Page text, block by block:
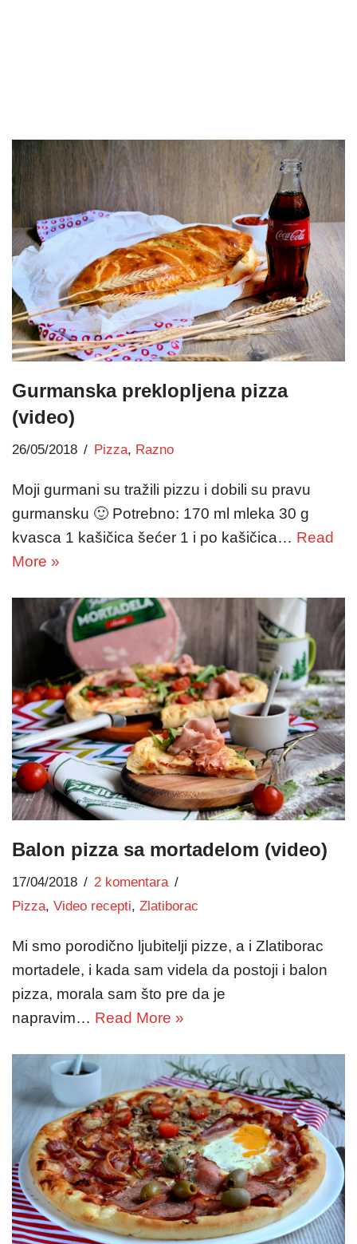
Gurmanska preklopljena pizza
(video)
26/05/2018 Pizza, Razno
Moji gurmani su tražili pizzu i dobili su pravu
gurmansku 🙂 Potrebno: 170 ml mleka 30 g
kvasca 1 kašičica šećer 1 i po kašičica… Read
More »
Balon pizza sa mortadelom (video)
17/04/2018
2 komentara
Pizza, Video recepti, Zlatiborac
Mi smo porodično ljubitelji pizze, a i Zlatiborac
mortadele, i kada sam videla da postoji i balon
pizza, morala sam što pre da je
napravim… Read More »